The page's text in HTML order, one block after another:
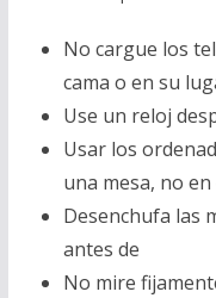
No cargue los
cama o en su
Use un reloj
Usar los
una mesa, no
Desenchufa las
antes de
No mire